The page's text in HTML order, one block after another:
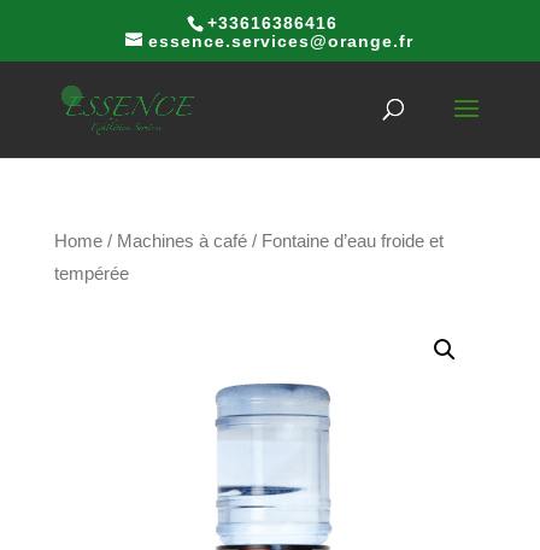
+33616386416
essence.services@orange.fr
Home/ Machines à café/ Fontaine d’eau froide et
tempérée